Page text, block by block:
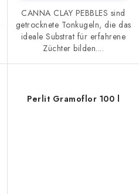
CANNA CLAY PEBBLES sind
getrocknete Tonkugeln, die das
ideale Substrat für erfahrene
Züchter bilden....
Perlit Gramoflor 100 l